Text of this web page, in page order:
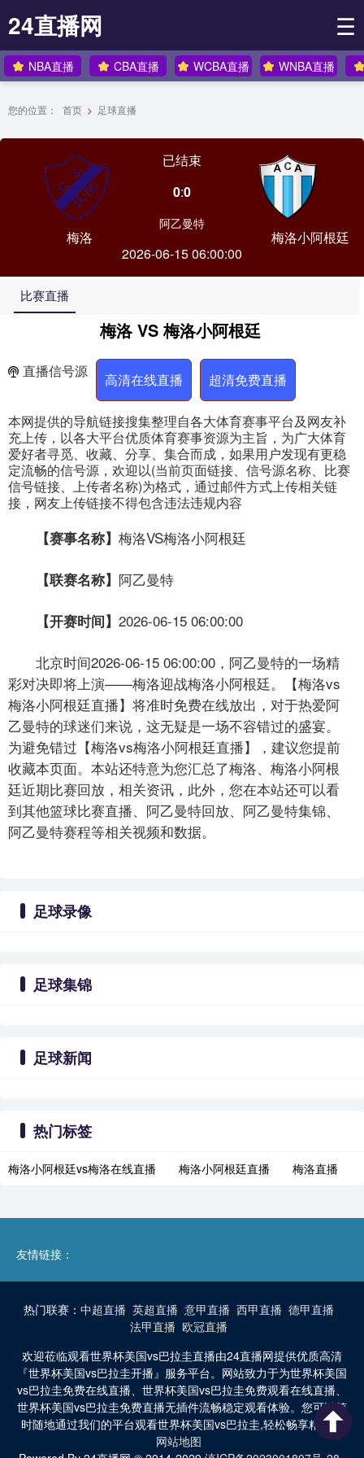
24直播网 ☰
NBA直播 CBA直播 WCBA直播 WNBA直播
您的位置： 首页 > 足球直播
梅洛
已结束
0:0
阿乙曼特
2026-06-15 06:00:00
梅洛小阿根廷
比赛直播
梅洛 VS 梅洛小阿根廷
直播信号源 高清在线直播 超清免费直播
本网提供的导航链接搜集整理自各大体育赛事平台及网友补
充上传，以各大平台优质体育赛事资源为主旨，为广大体育
爱好者寻觅、收藏、分享、集合而成，如果用户发现有更稳
定流畅的信号源，欢迎以(当前页面链接、信号源名称、比赛
信号链接、上传者名称)为格式，通过邮件方式上传相关链
接，网友上传链接不得包含违法违规内容
【赛事名称】 梅洛VS梅洛小阿根廷
【联赛名称】 阿乙曼特
【开赛时间】 2026-06-15 06:00:00
北京时间2026-06-15 06:00:00，阿乙曼特的一场精
彩对决即将上演——梅洛迎战梅洛小阿根廷。【梅洛vs
梅洛小阿根廷直播】将准时免费在线放出，对于热爱阿
乙曼特的球迷们来说，这无疑是一场不容错过的盛宴。
为避免错过【梅洛vs梅洛小阿根廷直播】，建议您提前
收藏本页面。本站还特意为您汇总了梅洛、梅洛小阿根
廷近期比赛回放，相关资讯，此外，您在本站还可以看
到其他篮球比赛直播、阿乙曼特回放、阿乙曼特集锦、
阿乙曼特赛程等相关视频和数据。
足球录像
足球集锦
足球新闻
热门标签
梅洛小阿根廷vs梅洛在线直播 梅洛小阿根廷直播 梅洛直播
友情链接：
热门联赛： 中超直播 英超直播 意甲直播 西甲直播 德甲直播
法甲直播 欧冠直播
欢迎莅临观看世界杯美国vs巴拉圭直播由24直播网提供优质高清
『世界杯美国vs巴拉圭开播』服务平台。网站致力于为世界杯美国
vs巴拉圭免费在线直播、世界杯美国vs巴拉圭免费观看在线直播、
世界杯美国vs巴拉圭免费直播无插件流畅稳定观看体验。您可以随
时随地通过我们的平台观看世界杯美国vs巴拉圭,轻松畅享精彩。
网站地图